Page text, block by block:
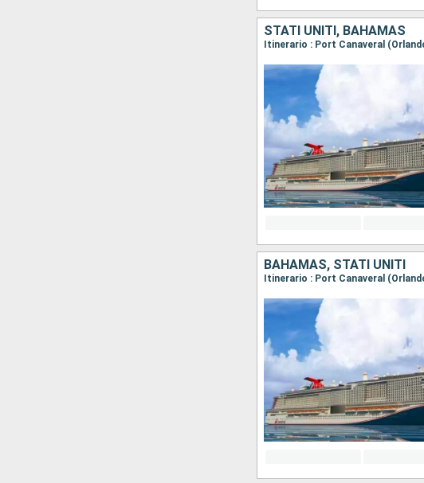
STATI UNITI, BAHAMAS
Itinerario : Port Canaveral
BAHAMAS, STATI UNITI
Itinerario : Port Canaveral